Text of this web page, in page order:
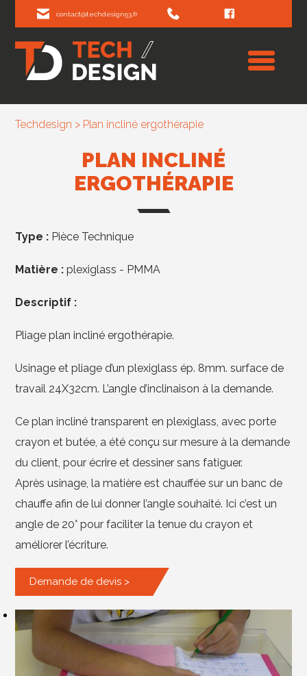
contact@techdesign53.fr
Techdesign > Plan incliné ergothérapie
PLAN INCLINÉ
ERGOTHÉRAPIE
Type : Pièce Technique
Matière : plexiglass - PMMA
Descriptif :
Pliage plan incliné ergothérapie.
Usinage et pliage d’un plexiglass ép. 8mm. surface de
travail 24X32cm. L’angle d’inclinaison à la demande.
Ce plan incliné transparent en plexiglass, avec porte
crayon et butée, a été conçu sur mesure à la demande
du client, pour écrire et dessiner sans fatiguer.
Après usinage, la matière est chauffée sur un banc de
chauffe afin de lui donner l’angle souhaité. Ici c’est un
angle de 20° pour faciliter la tenue du crayon et
améliorer l’écriture.
Demande de devis >